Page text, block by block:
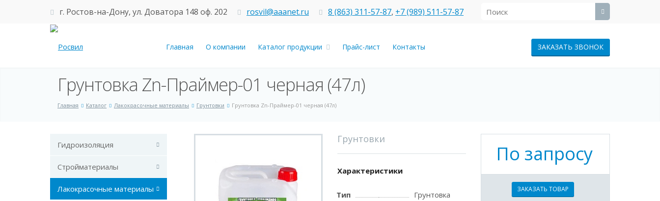
г. Ростов-на-Дону, ул. Доватора 148 оф. 202 rosvil@aaanet.ru 8 (863) 311-57-87, +7 (989) 511-57-87
Главная О компании Каталог продукции Прайс-лист Контакты ЗАКАЗАТЬ ЗВОНОК
Грунтовка Zn-Праймер-01 черная (47л)
Главная Каталог Лакокрасочные материалы Грунтовки Грунтовка Zn-Праймер-01 черная (47л)
Гидроизоляция
Стройматериалы
Лакокрасочные материалы
Грунтовки
Характеристики
Тип
Грунтовка
По запросу
ЗАКАЗАТЬ ТОВАР